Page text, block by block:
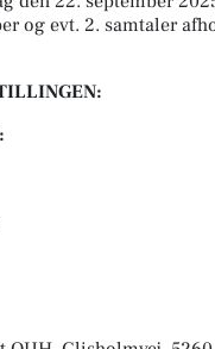
og evt. 2. samtaler